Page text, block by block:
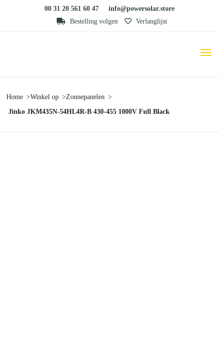
00 31 20 561 60 47
info@powersolar.store
Bestelling volgen
Verlanglijst
Home Winkel op
Zonnepanelen
Jinko JKM435N-54HL4R-B 430-455 1000V Full Black